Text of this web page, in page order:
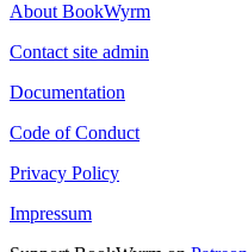
About BookWyrm
Contact site admin
Documentation
Code of Conduct
Privacy Policy
Impressum